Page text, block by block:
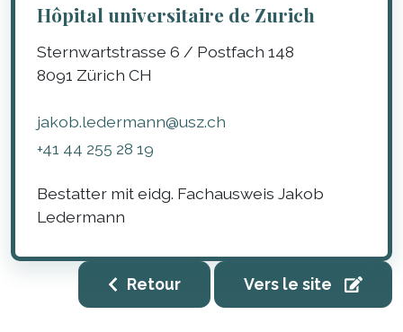
Hôpital universitaire de Zurich
Sternwartstrasse 6 / Postfach 148
8091 Zürich CH
jakob.ledermann@usz.ch
+41 44 255 28 19
Bestatter mit eidg. Fachausweis Jakob
Ledermann
Retour Vers le site